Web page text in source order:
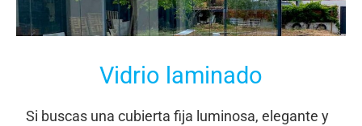
Vidrio laminado
Si buscas una cubierta fija luminosa, elegante y